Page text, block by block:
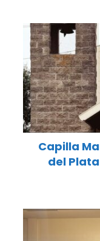
Capilla
del